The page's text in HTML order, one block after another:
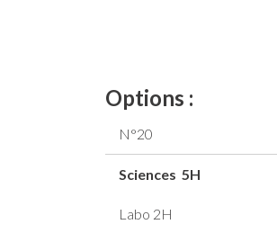
Options :
N°20
Sciences 5H
Labo 2H